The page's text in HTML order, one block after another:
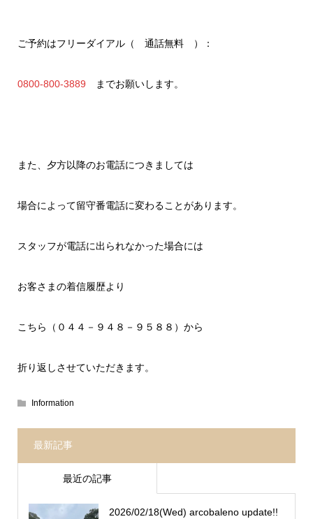
ご予約はフリーダイアル（ 通話無料 ）：
0800-800-3889 までお願いします。
また、夕方以降のお電話につきましては
場合によって留守番電話に変わることがあります。
スタッフが電話に出られなかった場合には
お客さまの着信履歴より
こちら（０４４－９４８－９５８８）から
折り返しさせていただきます。
Information
最新記事
最近の記事
2026/02/18(Wed) arcobaleno update!!